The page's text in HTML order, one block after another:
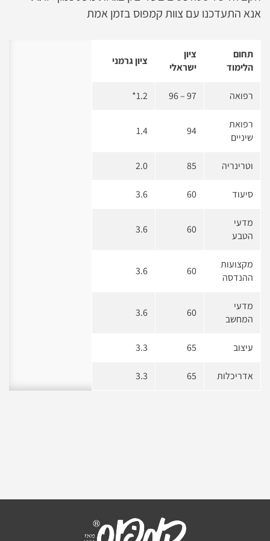
אנא התעדכנו עם צוות קמפוס בזמן אמת
תחום
הלימוד
ציון
ישראלי
ציון גרמני
רפואה 97 – 96
1.2*
רפואת
שיניים
94
1.4
וטרינריה 85
2.0
סיעוד 60
3.6
מדעי
הטבע
60
3.6
מקצועות
ההנדסה
60
3.6
מדעי
המחשב
60
3.6
עיצוב 65
3.3
אדריכלות 65
3.3